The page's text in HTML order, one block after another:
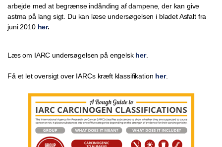
arbejde med at begrænse indånding af dampene, der kan give
astma på lang sigt. Du kan læse undersøgelsen i bladet Asfalt fra
juni 2010 her.
Læs om IARC undersøgelsen på engelsk her.
Få et let oversigt over IARCs kræft klassifikation her.